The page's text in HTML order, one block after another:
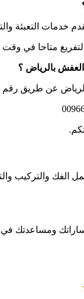
خدمات التعبئة
متاحا في وقت
بالرياض ؟
رقم :
الفك والتركيب
ومساعدتك في